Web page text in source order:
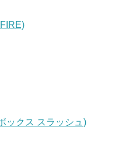
ックス スラッシュ)